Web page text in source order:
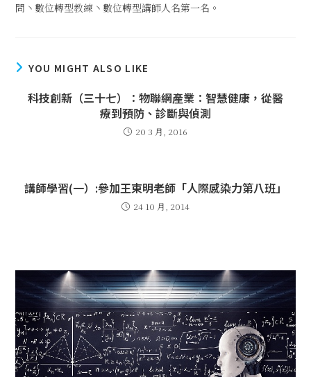
問丶數位轉型教練丶數位轉型講師人名第一名。
YOU MIGHT ALSO LIKE
科技創新（三十七）：物聯網產業：智慧健康，從醫
療到預防、診斷與偵測
20 3 月, 2016
講師學習(一）:參加王東明老師「人際感染力第八班」
24 10 月, 2014